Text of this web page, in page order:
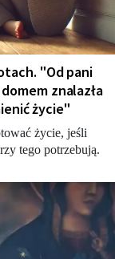
"Od pani
znalazła
życie"
życie, jeśli
tego potrzebują.